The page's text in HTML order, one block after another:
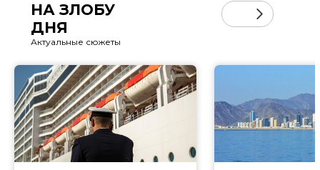
НА ЗЛОБУ
ДНЯ
Актуальные сюжеты